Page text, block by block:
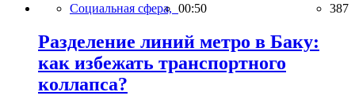
Социальная сфера, 00:50 387
Разделение линий метро в Баку:
как избежать транспортного
коллапса?